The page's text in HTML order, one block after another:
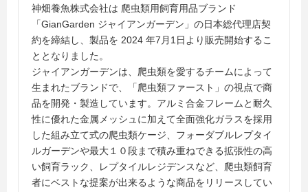
神畑養魚株式会社は 爬虫類用飼育用品ブランド
「GianGarden ジャイアンガーデン」の日本総代理店契
約を締結し、製品を 2024 年7月1日より販売開始するこ
ととなりました。
ジャイアンガーデンは、爬虫類を愛するチームによって
生まれたブランドで、「爬虫類ファースト」の視点で商
品を開発・製造しています。アルミ合金フレームと耐久
性に優れた金属メッシュに加えて全面強化ガラスを採用
した組み立て式の爬虫類ケージ、フォーダブルレプタイ
ルガーデンや最大１０段まで積み重ねできる拡張性の高
い飼育ラック、レプタイルレジデンスなど、爬虫類飼育
者にベストな提案が出来るような商品をリリースしてい